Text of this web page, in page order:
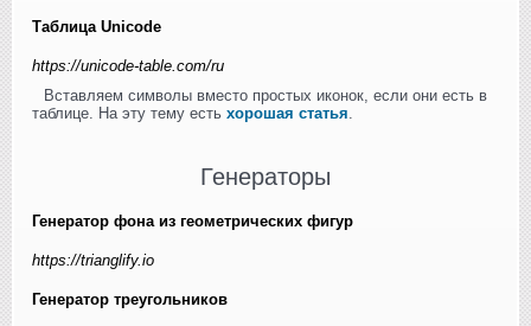
Таблица Unicode
https://unicode-table.com/ru
Вставляем символы вместо простых иконок, если они есть в
таблице. На эту тему есть хорошая статья.
Генераторы
Генератор фона из геометрических фигур
https://trianglify.io
Генератор треугольников